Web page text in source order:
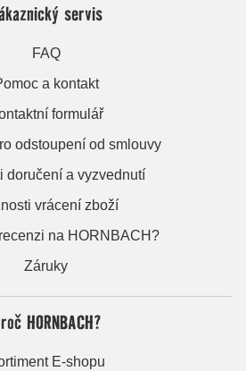
servis
FAQ
a kontakt
formulář
odstoupení od smlouvy
doručení a vyzvednutí
vrácení zboží
na HORNBACH?
Záruky
HORNBACH?
E-shopu